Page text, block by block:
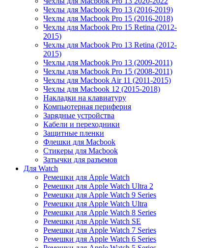
Чехлы для Macbook Pro 13 (2016-2019)
Чехлы для Macbook Pro 15 (2016-2018)
Чехлы для Macbook Pro 15 Retina (2012-
2015)
Чехлы для Macbook Pro 13 Retina (2012-
2015)
Чехлы для Macbook Pro 13 (2009-2011)
Чехлы для Macbook Pro 15 (2008-2011)
Чехлы для Macbook Air 11 (2011-2015)
Чехлы для Macbook 12 (2015-2018)
Накладки на клавиатуру
Компьютерная периферия
Зарядные устройства
Кабели и переходники
Защитные пленки
Флешки для Macbook
Стикеры для Macbook
Затычки для разъемов
Для Watch
Ремешки для Apple Watch
Ремешки для Apple Watch Ultra 2
Ремешки для Apple Watch 9 Series
Ремешки для Apple Watch Ultra
Ремешки для Apple Watch 8 Series
Ремешки для Apple Watch SE
Ремешки для Apple Watch 7 Series
Ремешки для Apple Watch 6 Series